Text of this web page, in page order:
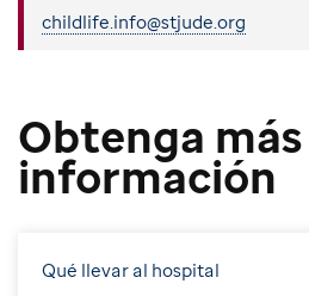
childlife.info@stjude.org
Obtenga más
información
Qué llevar al hospital